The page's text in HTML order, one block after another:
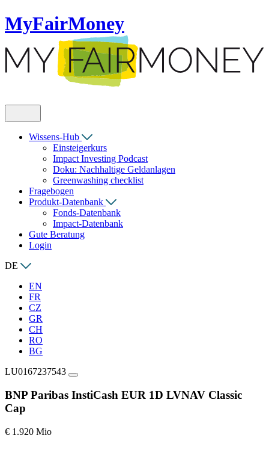
MyFairMoney
Wissens-Hub
Einsteigerkurs
Impact Investing Podcast
Doku: Nachhaltige Geldanlagen
Greenwashing checklist
Fragebogen
Produkt-Datenbank
Fonds-Datenbank
Impact-Datenbank
Gute Beratung
Login
DE
EN
FR
CZ
GR
CH
RO
BG
LU0167237543
BNP Paribas InstiCash EUR 1D LVNAV Classic
Cap
€ 1.920 Mio